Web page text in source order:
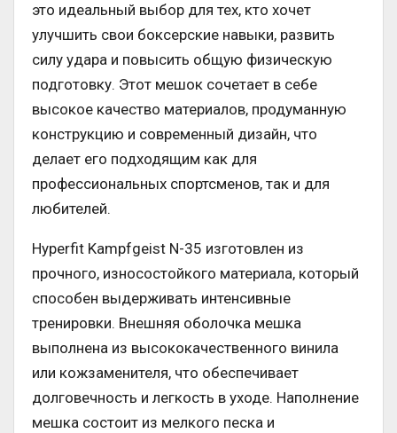
это идеальный выбор для тех, кто хочет
улучшить свои боксерские навыки, развить
силу удара и повысить общую физическую
подготовку. Этот мешок сочетает в себе
высокое качество материалов, продуманную
конструкцию и современный дизайн, что
делает его подходящим как для
профессиональных спортсменов, так и для
любителей.
Hyperfit Kampfgeist N-35 изготовлен из
прочного, износостойкого материала, который
способен выдерживать интенсивные
тренировки. Внешняя оболочка мешка
выполнена из высококачественного винила
или кожзаменителя, что обеспечивает
долговечность и легкость в уходе. Наполнение
мешка состоит из мелкого песка и